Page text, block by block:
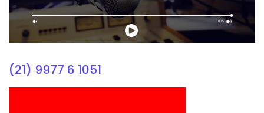
(21) 9977 6 1051